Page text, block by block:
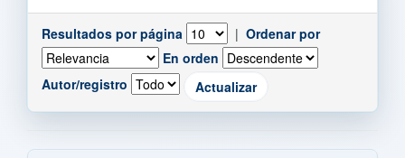
Resultados por página | Ordenar por
En orden
Autor/registro